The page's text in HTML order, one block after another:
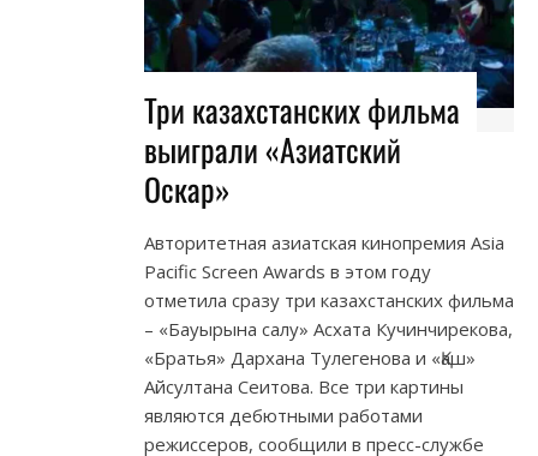
Три казахстанских фильма
выиграли «Азиатский
Оскар»
Авторитетная азиатская кинопремия Asia
Pacific Screen Awards в этом году
отметила сразу три казахстанских фильма
– «Бауырына салу» Асхата Кучинчирекова,
«Братья» Дархана Тулегенова и «Қаш»
Айсултана Сеитова. Все три картины
являются дебютными работами
режиссеров, сообщили в пресс-службе